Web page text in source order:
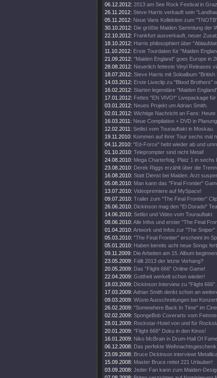
06.12.2012: 2013 am See Rock Festival in Graz
26.11.2012: Steve Harris verkauft sein
05.11.2012: Neue Vans Kollektion zum
30.10.2012: Die größte Maiden Sammlung der
22.10.2012: Frankfurt ausverkauft, neuer
18.10.2012: Harris philosophiert über
11.10.2012: Erste Tourdaten für "Maiden
21.09.2012: "Maiden England" goes Europe in
28.08.2012: Neuerlich fetteste Vinyl Releases
18.07.2012: Steve Harris mit Soloalbum "British
14.03.2012: Erste Liveclip zu "Blood Brothers"
16.02.2012: Starten legendäre "Maiden
17.01.2012: Fettes "EN VIVO!" Livepackage
03.01.2012: Neues Projekt um Adrian Smith.
02.01.2012: Wichtige Nachricht an Fans: Heute
16.03.2011: Neue Compilation + DVD in
12.02.2011: Setlist vom Tourauftakt in Moskau.
19.11.2010: Kommen auf ihrer Tour sechs mal
04.11.2010: "Ed-Force" hebt wieder ab und
01.10.2010: Teleprompter sind nicht Metal!
24.08.2010: Mega Charterfolg. Platz 1 in sechs
23.08.2010: Derek Riggs erzählt über die
16.08.2010: Statt Dienst bei Maiden. Arzt
05.08.2010: Man kann das "Final Frontier"
13.07.2010: Videopremiere auf MySpace!
09.07.2010: Trailer zum "The Final Frontier"
26.06.2010: Dickinson mag den "El Dorado"
14.06.2010: Setlist und Video vom Tourauftakt.
08.06.2010: Alle Infos und erster "The Final
01.04.2010: Artwork und Infos zur "The Sniper"
05.03.2010: "The Final Frontier" erscheint im
05.01.2010: Haben bereits acht neue Songs
09.11.2009: Die Arbeiten am 15. Album
23.05.2009: Fällt 2013 der letzte Vorhang?
20.05.2009: Das "Flight 666" Online Game!
22.04.2009: Gottheit werkelt schon wieder!
18.03.2009: Dickinson Interview zu "Flight 666".
17.03.2009: Adrian Smith denkt schon an
09.03.2009: Wüste Ausschreitungen bei
26.02.2009: "Somewhere Back In Time" im
02.02.2009: SpongeBob Coverarts vom
28.01.2009: Rockstar-Hotel von und für
20.01.2009: "Flight 666" Doku in den Kinos!
16.01.2009: Niko McBrain in Drum-Hall Of
06.12.2008: Das perfekte
23.09.2008: Bruce Dickinson interviewt
15.09.2008: Master Bruce rettet 221 Urlauber!
03.09.2008: Jeder Fan kann zum Maiden-